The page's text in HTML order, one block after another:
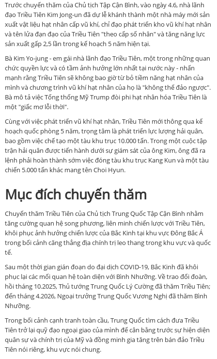
Trước chuyến thăm của Chủ tịch Tập Cận Bình, vào ngày 4.6, nhà lãnh
đạo Triều Tiên Kim Jong-un đã dự lễ khánh thành một nhà máy mới sản
xuất vật liệu hạt nhân cấp vũ khí, chỉ đạo phát triển kho vũ khí hạt nhân
và tên lửa đạn đạo của Triều Tiên "theo cấp số nhân" và tăng năng lực
sản xuất gấp 2,5 lần trong kế hoạch 5 năm hiện tại.
Bà Kim Yo-jung - em gái nhà lãnh đạo Triều Tiên, một trong những quan
chức quyền lực và có tầm ảnh hưởng lớn nhất tại nước này - nhấn
mạnh rằng Triều Tiên sẽ không bao giờ từ bỏ tiềm năng hạt nhân của
mình và chương trình vũ khí hạt nhân của họ là "không thể đảo ngược".
Bà mô tả việc Tổng thống Mỹ Trump đòi phi hạt nhân hóa Triều Tiên là
một "giấc mơ lỗi thời".
Cùng với việc phát triển vũ khí hạt nhân, Triều Tiên mới thông qua kế
hoạch quốc phòng 5 năm, trọng tâm là phát triển lực lượng hải quân,
bao gồm việc chế tạo một tàu khu trục 10.000 tấn. Trong một cuộc tập
trận hải quân được tiến hành dưới sự giám sát của ông Kim, ông đã ra
lệnh phải hoàn thành sớm việc đóng tàu khu trục Kang Kun và một tàu
chiến 5.000 tấn khác mang tên Choi Hyun.
Mục đích chuyến thăm
Chuyến thăm Triều Tiên của Chủ tịch Trung Quốc Tập Cận Bình nhằm
tăng cường quan hệ song phương, liên minh chiến lược với Triều Tiên,
khôi phục ảnh hưởng chiến lược của Bắc Kinh tại khu vực Đông Bắc Á
trong bối cảnh căng thẳng địa chính trị leo thang trong khu vực và quốc
tế.
Sau một thời gian gián đoạn do đại dịch COVID-19, Bắc Kinh đã khôi
phục lại các mối quan hệ toàn diện với Bình Nhưỡng. Về trao đổi đoàn,
hồi tháng 10.2025, Thủ tướng Trung Quốc Lý Cường đã thăm Triều Tiên;
đến tháng 4.2026, Ngoại trưởng Trung Quốc Vương Nghị đã thăm Bình
Nhưỡng.
Trong bối cảnh cạnh tranh toàn cầu, Trung Quốc tìm cách đưa Triều
Tiên trở lại quỹ đạo ngoại giao của mình để cân bằng trước sự hiện diện
quân sự và chính trị của Mỹ và đồng minh gia tăng trên bán đảo Triều
Tiên nói riêng, khu vực nói chung.